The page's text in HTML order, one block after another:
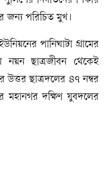
জন্য পরিচিত মুখ।
পানিঘাটা গ্রামের
ছাত্রজীবন থেকেই
উত্তর ছাত্রদলের ৪৭ নম্বর
দক্ষিণ যুবদলের